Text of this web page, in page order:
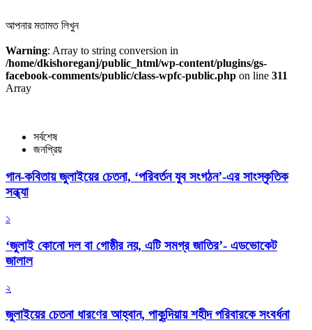
আপনার মতামত লিখুন
Warning: Array to string conversion in
/home/dkishoreganj/public_html/wp-content/plugins/gs-
facebook-comments/public/class-wpfc-public.php on line 311
Array
সর্বশেষ
জনপ্রিয়
গান-কবিতায় জুলাইয়ের চেতনা, ‘পরিবর্তন যুব সংগঠন’-এর সাংস্কৃতিক
সন্ধ্যা
১
‘জুলাই কোনো দল বা গোষ্ঠীর নয়, এটি সমগ্র জাতির’- এডভোকেট
জালাল
২
জুলাইয়ের চেতনা ধারণের আহ্বান, পাকুন্দিয়ায় শহীদ পরিবারকে সংবর্ধনা